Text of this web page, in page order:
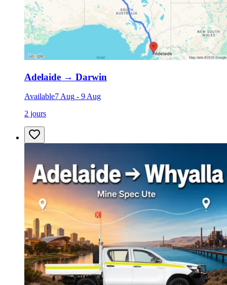
Adelaide → Darwin
Available7 Aug - 9 Aug
2 jours